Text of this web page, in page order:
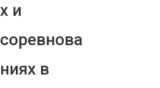
х и
соревнова
ниях в